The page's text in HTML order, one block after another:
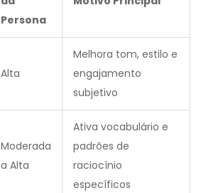
Persona
Alta
Melhora tom, estilo e
engajamento
subjetivo
Moderada
a Alta
Ativa vocabulário e
padrões de
raciocínio
específicos